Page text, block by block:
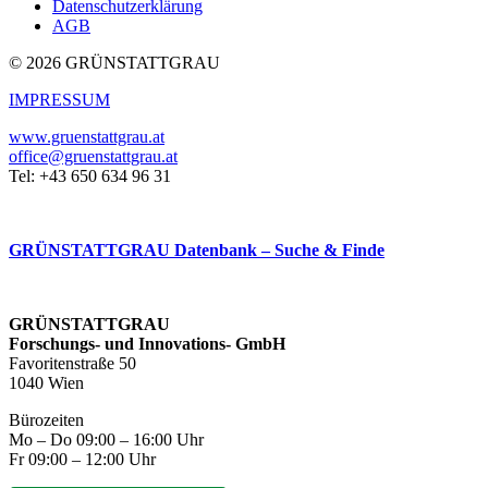
Datenschutzerklärung
AGB
© 2026 GRÜNSTATTGRAU
IMPRESSUM
www.gruenstattgrau.at
office@gruenstattgrau.at
Tel: +43 650 634 96 31
GRÜNSTATTGRAU Datenbank – Suche & Finde
GRÜNSTATTGRAU
Forschungs- und Innovations- GmbH
Favoritenstraße 50
1040 Wien
Bürozeiten
Mo – Do 09:00 – 16:00 Uhr
Fr 09:00 – 12:00 Uhr